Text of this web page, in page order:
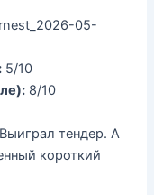
05-
5/10
8/10
тендер. А
короткий